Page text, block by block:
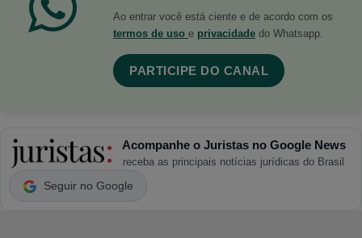
Ao entrar você está ciente e de acordo com os
termos de uso e privacidade do Whatsapp.
PARTICIPE DO CANAL
Acompanhe o Juristas no Google News
receba as principais notícias jurídicas do Brasil
Seguir no Google